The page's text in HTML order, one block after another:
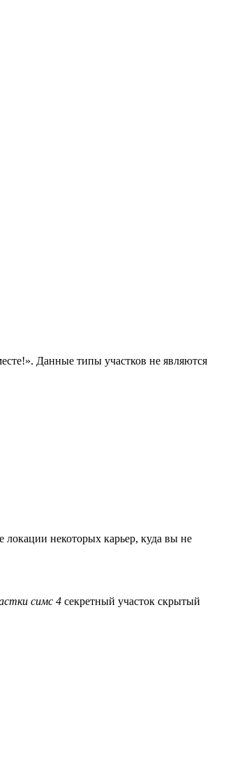
Данные типы участков не являются
локации некоторых карьер, куда вы не
симс 4 секретный участок скрытый